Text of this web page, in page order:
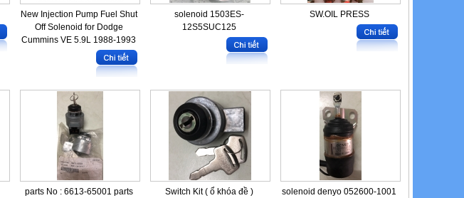
New Injection Pump Fuel Shut
Off Solenoid for Dodge
Cummins VE 5.9L 1988-1993
solenoid 1503ES-
12S5SUC125
SW.OIL PRESS
parts No : 6613-65001 parts
Switch Kit ( ổ khóa đề )
solenoid denyo 052600-1001